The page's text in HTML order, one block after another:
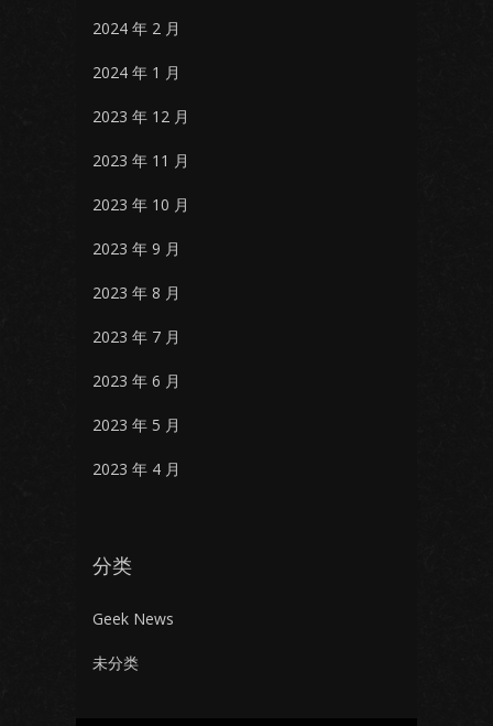
2024 年 2 月
2024 年 1 月
2023 年 12 月
2023 年 11 月
2023 年 10 月
2023 年 9 月
2023 年 8 月
2023 年 7 月
2023 年 6 月
2023 年 5 月
2023 年 4 月
分类
Geek News
未分类